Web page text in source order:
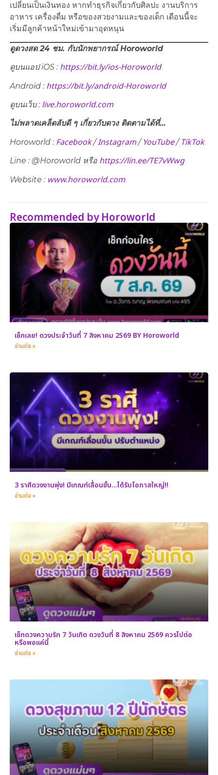
เปลี่ยนเป็นเงินทอง หากทำธุรกิจเกี่ยวกับศิลปะ งานบริการ
อาหาร เครื่องดื่ม หรือของสวยงามและของเด็ก เดือนนี้จะ
เริ่มมีลูกค้าหน้าใหม่เข้ามาอุดหนุน
ดูดวงสด 24 ชม. กับนักพยากรณ์ Horoworld
ดูบนแอป iOS : https://bit.ly/ios-Horoworld
Android : https://bit.ly/android-Horoworld
ดูบนเว็บ​ : live.horoworld.com
ไม่พลาดเคล็ดลับดี ๆ เกี่ยวกับดวง ติดตามได้ที่…
Horoworld : Facebook/Instagram/ YouTube/ TikTok
Line : @Horoworld หรือ https://lin.ee/TE7vWwg
Website : www.horoworld.com
Recommended by Horoworld
เช็กเลย! ดวงประจำวันที่ 7 สิงหาคม 2569 BY Horoworld
อ่านต่อ »
3 ราศีดวงงานพุ่ง! มีเกณฑ์เลื่อนขั้น…ได้รับโอกาสใหญ่!!
อ่านต่อ »
เช็กดวงความรัก 7 วันเกิด ดวงวันที่ 8 สิงหาคม 2569 ควรไปต่อ
หรือพอแค่นี้
อ่านต่อ »